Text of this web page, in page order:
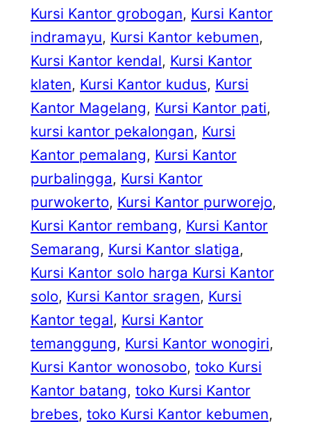
Kursi Kantor grobogan, Kursi Kantor
indramayu, Kursi Kantor kebumen
Kursi Kantor kendal, Kursi Kantor
klaten, Kursi Kantor kudus, Kursi
Kantor Magelang, Kursi Kantor pati
kursi kantor pekalongan, Kursi
Kantor pemalang, Kursi Kantor
purbalingga, Kursi Kantor
purwokerto, Kursi Kantor purworejo
Kursi Kantor rembang, Kursi Kantor
Semarang, Kursi Kantor slatiga
Kursi Kantor solo harga Kursi Kantor
solo, Kursi Kantor sragen, Kursi
Kantor tegal, Kursi Kantor
temanggung, Kursi Kantor wonogiri
Kursi Kantor wonosobo, toko Kursi
Kantor batang, toko Kursi Kantor
brebes, toko Kursi Kantor kebumen